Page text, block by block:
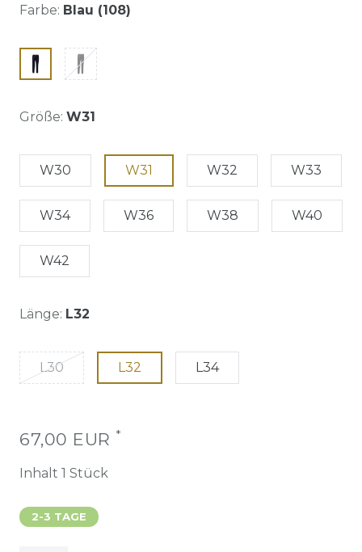
Farbe: Blau (108)
Größe: W31
W30 W31 W32 W33
W34 W36 W38 W40
W42
Länge: L32
L30 L32 L34
67,00 EUR *
Inhalt 1 Stück
2-3 TAGE